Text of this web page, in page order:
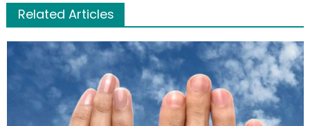
Related Articles